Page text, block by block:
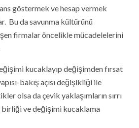
göstermek ve hesap vermek
Bu da savunma kültürünü
firmalar öncelikle mücadelelerini
kucaklayıp değişimden fırsat
bakış açısı değişikliği ile
olsa da çevik yaklaşımların sırrı
ve değişimi kucaklama